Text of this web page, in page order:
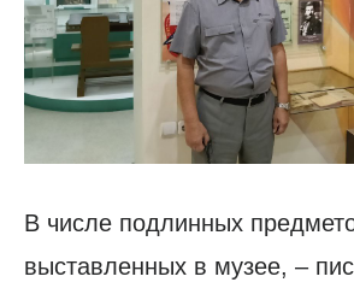
В числе подлинных
выставленных в музее, –